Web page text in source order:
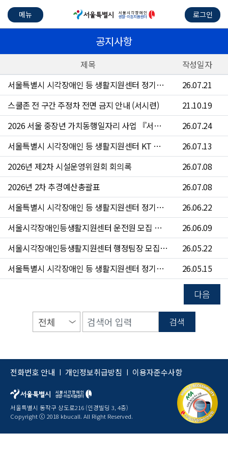
메뉴 로그인
공지사항
제목
작성일자
서울특별시 시각장애인 등 생활지원센터 정기점검 안내
26.07.21
스쿨존 전 구간 주정차 전면 금지 안내 (서시련)
21.10.19
2026 서울 중장년 가치동행일자리 사업 『서울시각장애인등생활지원센터 운전원』참여자 4차 모집 공고문
26.07.24
서울특별시 시각장애인 등 생활지원센터 KT 문자 서비스 점검 안내
26.07.13
2026년 제2차 시설운영위원회 회의록
26.07.08
2026년 2차 추경예산총괄표
26.07.08
서울특별시 시각장애인 등 생활지원센터 정기점검 안내
26.06.22
서울시각장애인등생활지원센터 운전원 모집 공고(~6/24)
26.06.09
서울시각장애인등생활지원센터 행정팀장 모집 공고(~6/7)
26.05.22
서울특별시 시각장애인 등 생활지원센터 정기점검 안내
26.05.15
다음
검색
전화번호 안내 | 개인정보취급방침 | 이용자준수사항
서울특별시 동작구 상도로216 (인경빌딩 3, 4층)
Copyright ⓒ 2018 kbucall. All Right Reserved.